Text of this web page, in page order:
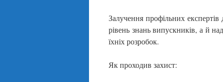
Залучення профільних
рівень знань випускників, а й
їхніх розробок.
Як проходив захист: